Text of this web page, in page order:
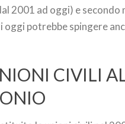
2001 ad oggi) e secondo
oggi potrebbe spingere
CIVILI